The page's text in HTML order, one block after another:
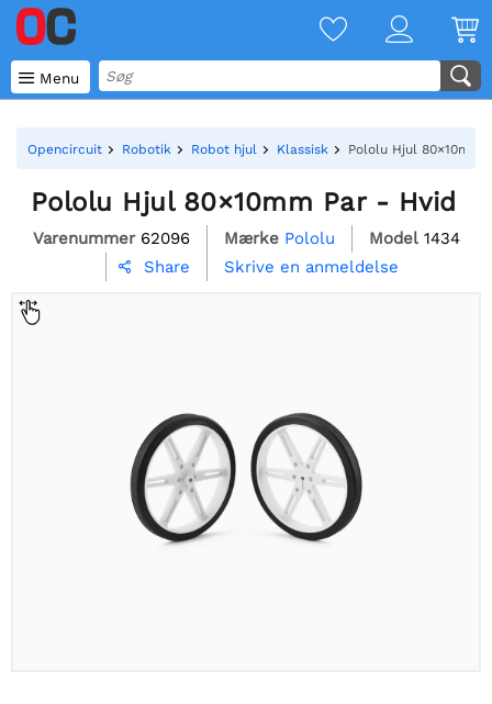
 Menu
Opencircuit Robotik Robot hjul Klassisk Pololu Hjul 80×10mm
Pololu Hjul 80×10mm Par - Hvid
Varenummer 62096 Mærke Pololu Model 1434
 Share Skrive en anmeldelse